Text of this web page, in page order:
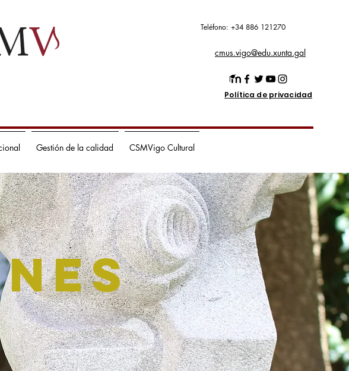
Teléfono: +34 886 121270
cmus.vigo@edu.xunta.gal
Política de privacidad
Gestión de la calidad CSMVigo Cultural